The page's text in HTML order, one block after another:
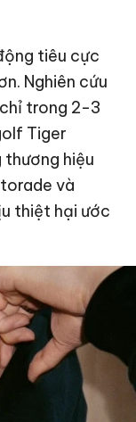
tiêu cực
Nghiên cứu
trong 2-3
Tiger
hiệu
và
thiệt hại ước